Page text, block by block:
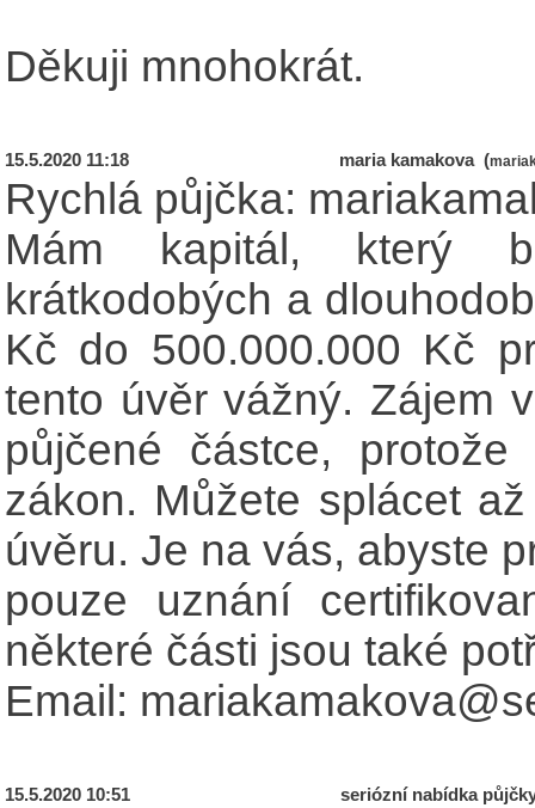
Děkuji mnohokrát.
15.5.2020 11:18 maria kamakova (
Rychlá půjčka:
Mám kapitál, který
krátkodobých a
Kč do 500.000.000 Kč
tento úvěr vážný. Zájem
půjčené částce, protože
zákon. Můžete splácet
úvěru. Je na vás, abyste
pouze uznání
některé části jsou také
Email:
15.5.2020 10:51 seriózní nabídka